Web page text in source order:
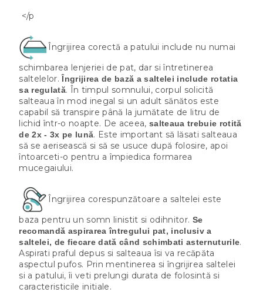
</p
Îngrijirea corectă a patului include nu numai
schimbarea lenjeriei de pat, dar si întretinerea
saltelelor. Îngrijirea de bază a saltelei include rotatia
sa regulată. În timpul somnului, corpul solicită
salteaua în mod inegal si un adult sănătos este
capabil să transpire până la jumătate de litru de
lichid într-o noapte. De aceea, salteaua trebuie rotită
de 2x - 3x pe lună. Este important să lăsati salteaua
să se aerisească si să se usuce după folosire, apoi
întoarceti-o pentru a împiedica formarea
mucegaiului.
Îngrijirea corespunzătoare a saltelei este
baza pentru un somn linistit si odihnitor. Se
recomandă aspirarea întregului pat, inclusiv a
saltelei, de fiecare dată când schimbati asternuturile.
Aspirati praful depus si salteaua îsi va recăpăta
aspectul pufos. Prin mentinerea si îngrijirea saltelei
si a patului, îi veti prelungi durata de folosintă si
caracteristicile initiale.